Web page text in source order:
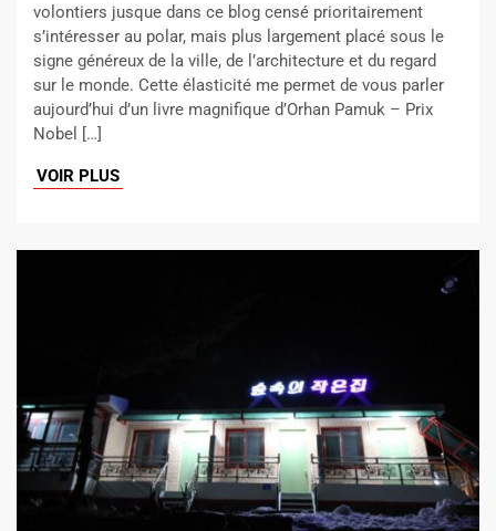
volontiers jusque dans ce blog censé prioritairement
s’intéresser au polar, mais plus largement placé sous le
signe généreux de la ville, de l’architecture et du regard
sur le monde. Cette élasticité me permet de vous parler
aujourd’hui d’un livre magnifique d’Orhan Pamuk – Prix
Nobel […]
VOIR PLUS